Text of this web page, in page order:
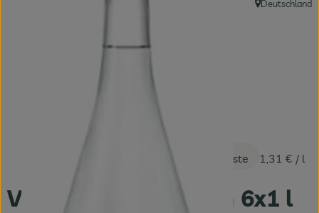
VPE Wasser medium 6x1 l
/ Kiste 1,31 € / l
, Herkunft:
Deutschland